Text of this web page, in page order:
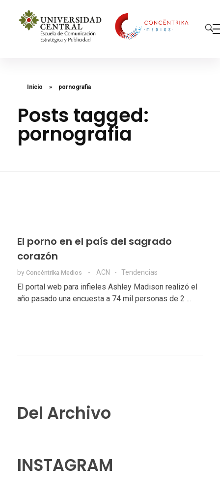
Inicio » pornografia
Posts tagged:
pornografia
El porno en el país del sagrado
corazón
by Concéntrika Medios ACN Tendencias
El portal web para infieles Ashley Madison realizó el
año pasado una encuesta a 74 mil personas de 2 ...
Del Archivo
INSTAGRAM